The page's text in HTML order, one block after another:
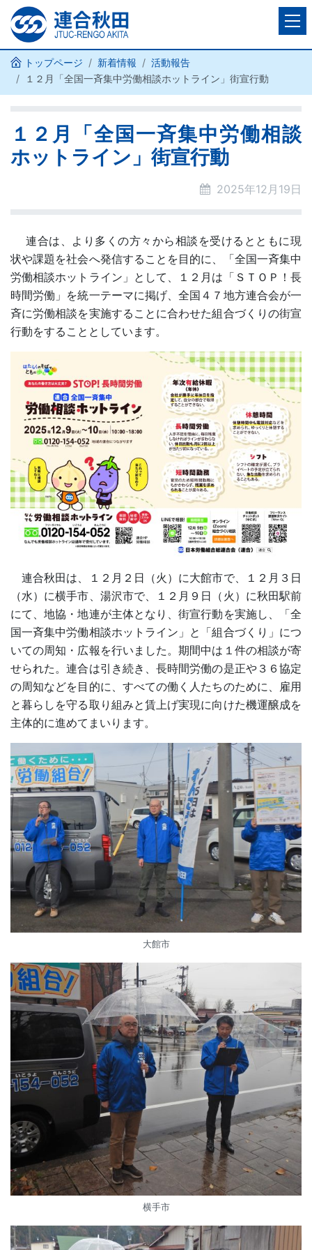
トップページ 新着情報
活動報告
１２月「全国一斉集中労働相談ホットライン」街宣行動
１２月「全国一斉集中労働相談
ホットライン」街宣行動
2025年12月19日
連合は、より多くの方々から相談を受けるとともに現
状や課題を社会へ発信することを目的に、「全国一斉集中
労働相談ホットライン」として、１２月は「ＳＴＯＰ！長
時間労働」を統一テーマに掲げ、全国４７地方連合会が一
斉に労働相談を実施することに合わせた組合づくりの街宣
行動をすることとしています。
連合秋田は、１２月２日（火）に大館市で、１２月３日
（水）に横手市、湯沢市で、１２月９日（火）に秋田駅前
にて、地協・地連が主体となり、街宣行動を実施し、「全
国一斉集中労働相談ホットライン」と「組合づくり」につ
いての周知・広報を行いました。期間中は１件の相談が寄
せられた。連合は引き続き、長時間労働の是正や３６協定
の周知などを目的に、すべての働く人たちのために、雇用
と暮らしを守る取り組みと賃上げ実現に向けた機運醸成を
主体的に進めてまいります。
大館市
横手市